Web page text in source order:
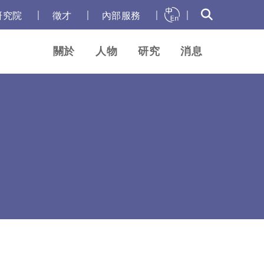
究院 徵才 內部服務
關於 人物 研究 消息